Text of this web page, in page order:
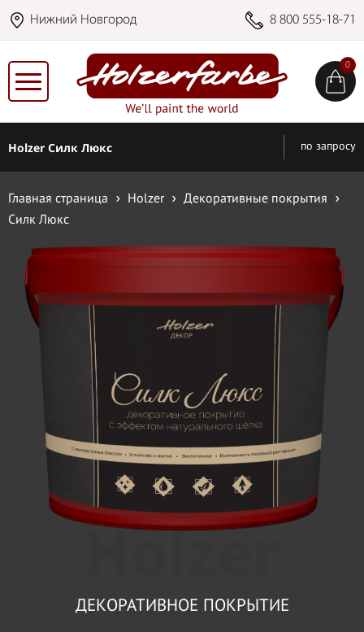
Нижний Новгород 8 800 555-18-71
0
Holzer Силк Люкс по запросу
Главная страница Holzer
Декоративные покрытия
Силк Люкс
Holzer
ДЕКОРАТИВНОЕ ПОКРЫТИЕ